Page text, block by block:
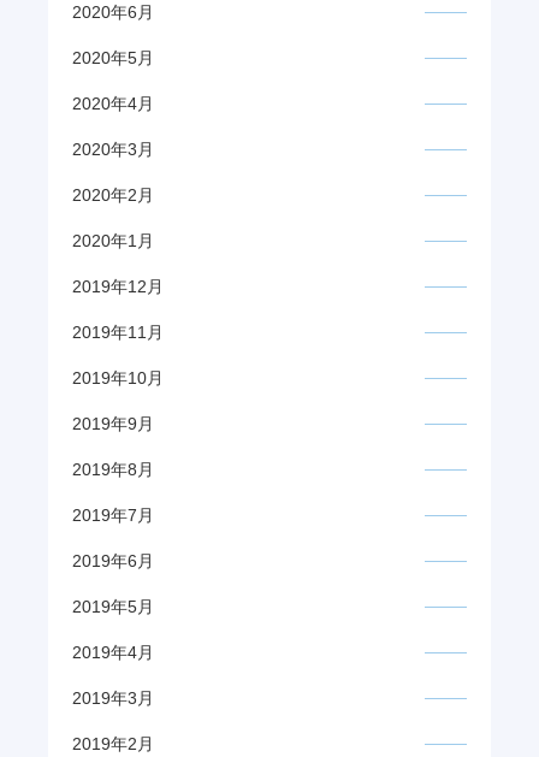
2020年6月
2020年5月
2020年4月
2020年3月
2020年2月
2020年1月
2019年12月
2019年11月
2019年10月
2019年9月
2019年8月
2019年7月
2019年6月
2019年5月
2019年4月
2019年3月
2019年2月